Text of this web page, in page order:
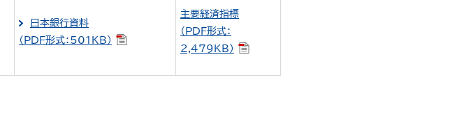
日本銀行資料
（PDF形式：501KB）
主要経済指標
（PDF形式：
2,479KB）